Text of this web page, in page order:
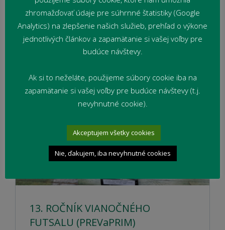
Kam po strednej škole?
Čítať viac
13. ROČNÍK VIANOČNÉHO
FUTSALU (PREVaPRIM)
zhromažďovať údaje pre súhrnné štatistiky (Google
Analytics) na zlepšenie našich služieb, prehľad o výkone
jednotlivých článkov a zapamätanie si vašej voľby pre
budúce návštevy.
Ak si to neželáte, použijeme súbory cookie iba na
zapamätanie si vašej voľby pre budúce návštevy (t.j.
nevyhnutné cookie).
Akceptujem všetky cookies
Nie, ďakujem, iba nevyhnutné cookies